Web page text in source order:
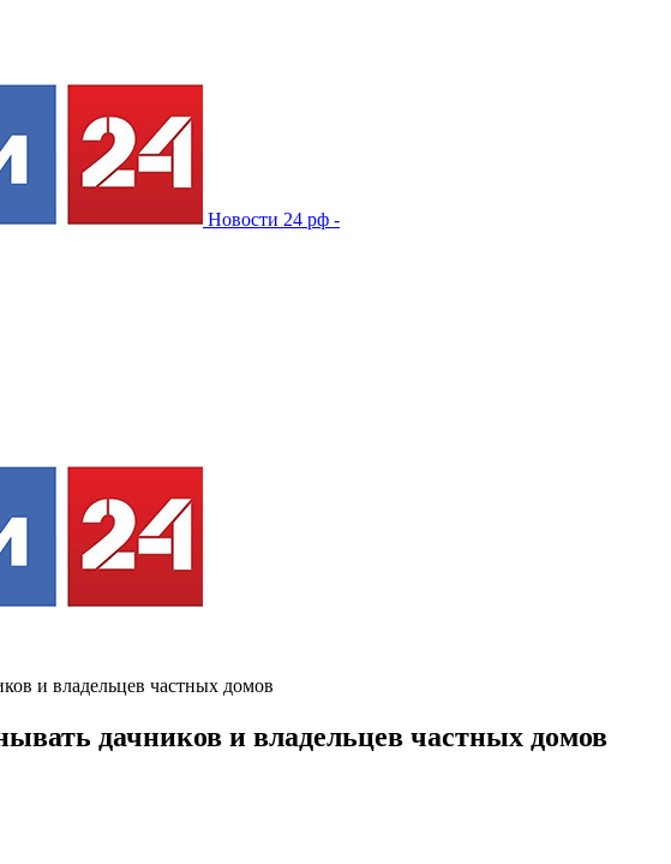
Новости 24 рф -
и владельцев частных домов
дачников и владельцев частных домов